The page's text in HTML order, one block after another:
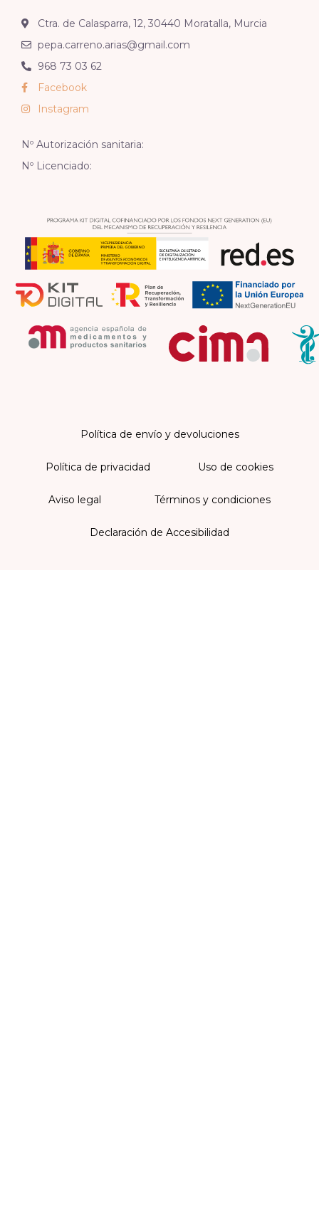
Ctra. de Calasparra, 12, 30440 Moratalla, Murcia
pepa.carreno.arias@gmail.com
968 73 03 62
Facebook
Instagram
Nº Autorización sanitaria:
Nº Licenciado:
Política de envío y devoluciones
Política de privacidad Uso de cookies
Aviso legal Términos y condiciones
Declaración de Accesibilidad